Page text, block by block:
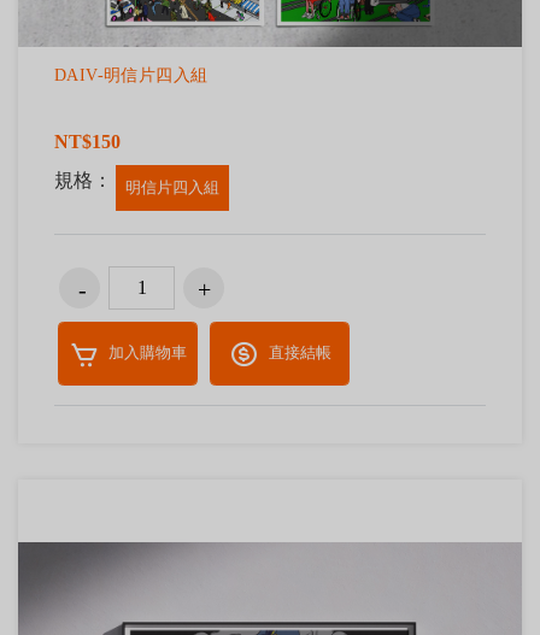
DAIV-明信片四入組
NT$150
規格：
明信片四入組
加入購物車 直接結帳